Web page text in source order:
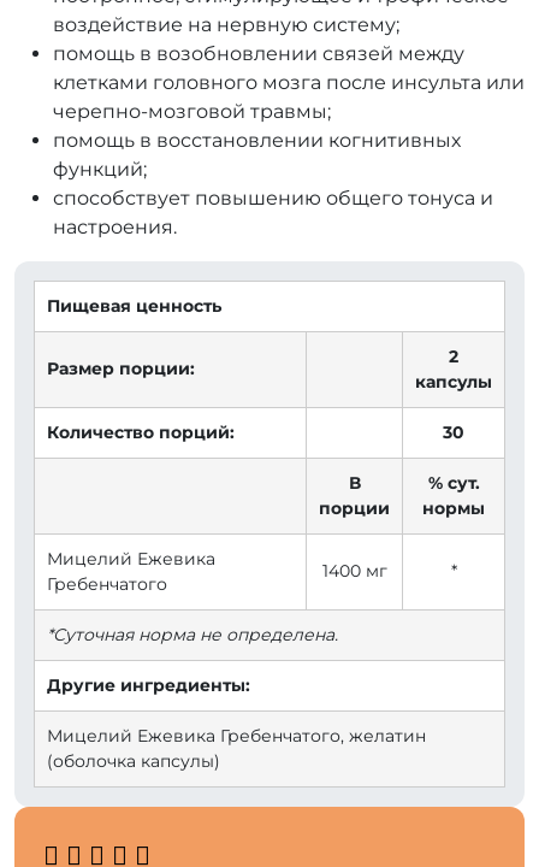
воздействие на нервную систему;
помощь в возобновлении связей между
клетками головного мозга после инсульта или
черепно-мозговой травмы;
помощь в восстановлении когнитивных
функций;
способствует повышению общего тонуса и
настроения.
Пищевая ценность
Размер порции:
2
капсулы
Количество порций: 30
В
порции
% сут.
нормы
Мицелий Ежевика
Гребенчатого
1400 мг *
*Суточная норма не определена.
Другие ингредиенты:
Мицелий Ежевика Гребенчатого, желатин
(оболочка капсулы)